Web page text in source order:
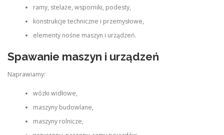
ramy, stelaże, wsporniki, podesty,
konstrukcje techniczne i przemysłowe,
elementy nośne maszyn i urządzeń.
Spawanie maszyn i urządzeń
Naprawiamy:
wózki widłowe,
maszyny budowlane,
maszyny rolnicze,